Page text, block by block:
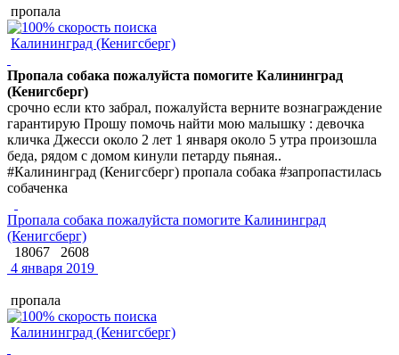
пропала
Калининград (Кенигсберг)
Пропала собака пожалуйста помогите Калининград
(Кенигсберг)
срочно если кто забрал, пожалуйста верните вознаграждение
гарантирую Прошу помочь найти мою малышку : девочка
кличка Джесси около 2 лет 1 января около 5 утра произошла
беда, рядом с домом кинули петарду пьяная..
#Калининград (Кенигсберг) пропала собака #запропастилась
собаченка
Пропала собака пожалуйста помогите Калининград
(Кенигсберг)
18067
2608
4 января 2019
пропала
Калининград (Кенигсберг)